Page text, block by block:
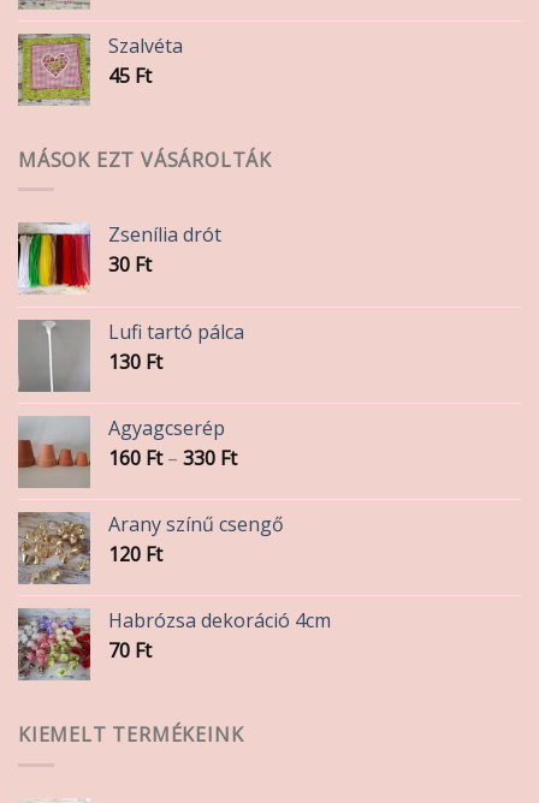
Szalvéta
45 Ft
MÁSOK EZT VÁSÁROLTÁK
Zsenília drót
30 Ft
Lufi tartó pálca
130 Ft
Agyagcserép
160 Ft – 330 FtÁrtartomány:
-
330 Ft
Arany színű csengő
120 Ft
Habrózsa dekoráció 4cm
70 Ft
KIEMELT TERMÉKEINK